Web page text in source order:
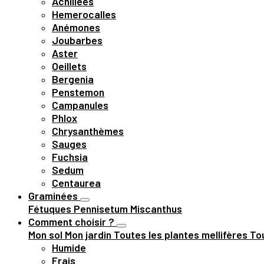
Hemerocalles
Anémones
Joubarbes
Aster
Oeillets
Bergenia
Penstemon
Campanules
Phlox
Chrysanthèmes
Sauges
Fuchsia
Sedum
Centaurea
Graminées
Fétuques Pennisetum Miscanthus
Comment choisir ?
Mon sol Mon jardin Toutes les plantes mellifères
Humide
Frais